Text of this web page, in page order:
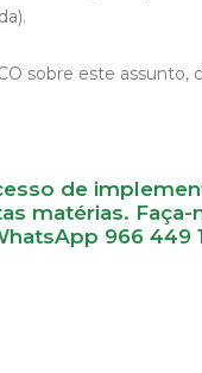
sobre este assunto,
de
matérias. Faça-
966 449